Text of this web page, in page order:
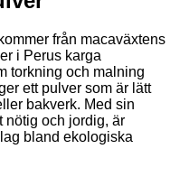
från macaväxtens
i Perus karga
torkning och malning
ett pulver som är lätt
bakverk. Med sin
nötig och jordig, är
bland ekologiska